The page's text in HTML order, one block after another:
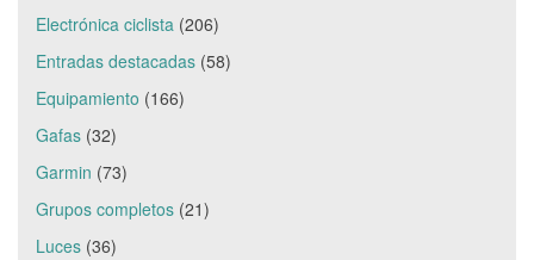
Electrónica ciclista (206)
Entradas destacadas (58)
Equipamiento (166)
Gafas (32)
Garmin (73)
Grupos completos (21)
Luces (36)